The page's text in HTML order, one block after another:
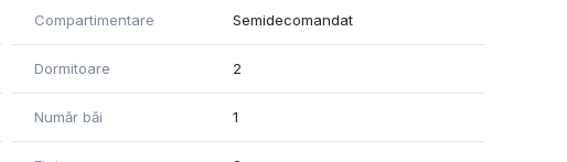
reprezenta și o investiție bună pentru închiriere,
transport public și alte puncte de interes.
Compartimentare Semidecomandat
Dormitoare 2
Număr băi 1